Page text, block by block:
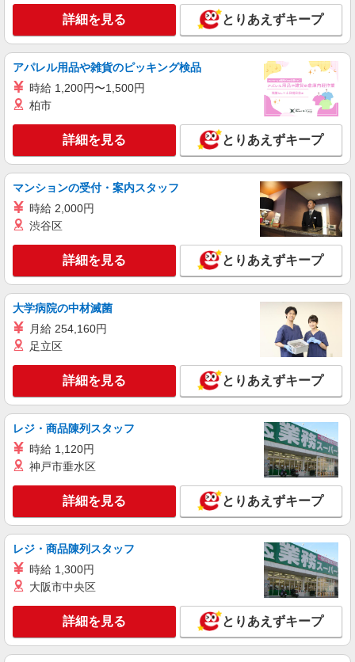
キープ 詳細を見る
株式会社日本ワークプレイス関西/123
目視検査、軽作業
10,850円×20日＝21万7,000円 別途 交通費全額支
給 大阪府松原市大堀
キープ 詳細を見る
アルバイト
（株）関西エアポートサービス
物流センター構内で荷物の簡単な仕分け
時給1,500円 ※22：00〜翌5：00以外の時間帯
は時給1,200円
大阪府松原市一津屋の物流センター内 ※マイ
詳細を見る
株式会社ケイエムシー
人気ゲームソフトのカンタン検査
時給1,400円〜1,750円 ★稼働分前払いOK!!★
大阪府松原市大堀 ★車・バイク・自転車通勤
OK（敷地内に無料駐車場あり）
キープ 詳細を見る
アルバイト パート
株式会社アドバンスネット
物流センター構内の荷物の仕分け
時給1,500円〜（22:00〜翌5:00） 時給1,200
円〜（上記以外の時間帯） 月収22万8,000円！
（時給1,500円×6h＋時給1,200円×2h／20日勤務）
松原市一津屋の物流センター内
詳細を見る とりあえずキープ
アパレル用品や雑貨のピッキング検品
時給 1,200円〜1,500円
柏市
詳細を見る とりあえずキープ
マンションの受付・案内スタッフ
時給 2,000円
渋谷区
詳細を見る とりあえずキープ
大学病院の中材滅菌
月給 254,160円
足立区
詳細を見る とりあえずキープ
レジ・商品陳列スタッフ
時給 1,120円
神戸市垂水区
詳細を見る とりあえずキープ
レジ・商品陳列スタッフ
時給 1,300円
大阪市中央区
詳細を見る とりあえずキープ